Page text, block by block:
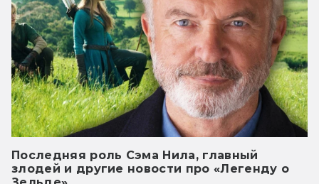
Последняя роль Сэма Нила, главный
злодей и другие новости про «Легенду о